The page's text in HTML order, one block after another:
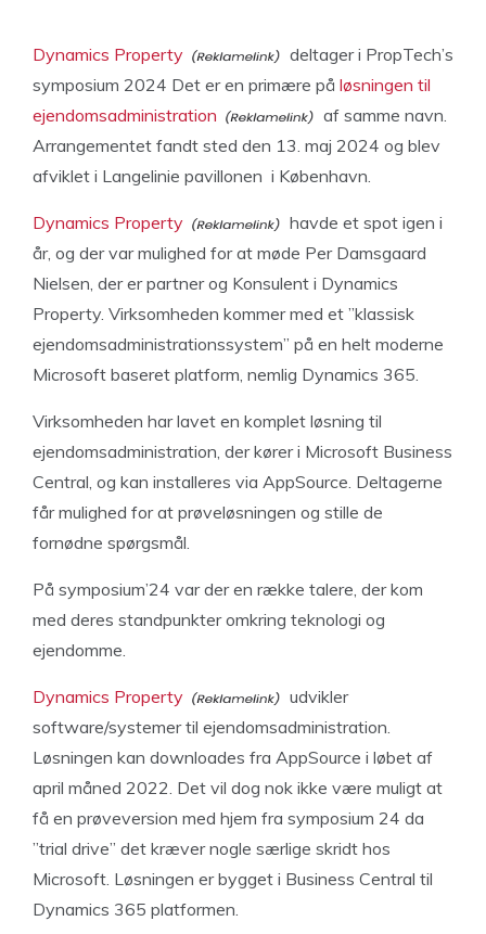
Dynamics Property
deltager i PropTech’s
symposium 2024 Det er en primære på løsningen til
ejendomsadministration
af samme navn.
Arrangementet fandt sted den 13. maj 2024 og blev
afviklet i Langelinie pavillonen i København.
Dynamics Property
havde et spot igen i
år, og der var mulighed for at møde Per Damsgaard
Nielsen, der er partner og Konsulent i Dynamics
Property. Virksomheden kommer med et ”klassisk
ejendomsadministrationssystem” på en helt moderne
Microsoft baseret platform, nemlig Dynamics 365.
Virksomheden har lavet en komplet løsning til
ejendomsadministration, der kører i Microsoft Business
Central, og kan installeres via AppSource. Deltagerne
får mulighed for at prøveløsningen og stille de
fornødne spørgsmål.
På symposium’24 var der en række talere, der kom
med deres standpunkter omkring teknologi og
ejendomme.
Dynamics Property
udvikler
software/systemer til ejendomsadministration.
Løsningen kan downloades fra AppSource i løbet af
april måned 2022. Det vil dog nok ikke være muligt at
få en prøveversion med hjem fra symposium 24 da
”trial drive” det kræver nogle særlige skridt hos
Microsoft. Løsningen er bygget i Business Central til
Dynamics 365 platformen.